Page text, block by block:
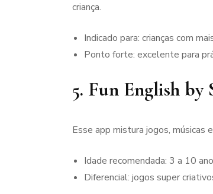
criança.
Indicado para: crianças com
Ponto forte: excelente para
5. Fun English by
Esse app mistura jogos, músicas
Idade recomendada: 3 a 10
Diferencial: jogos super